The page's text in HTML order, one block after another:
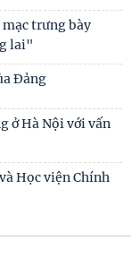
trưng bày
lai"
Đảng
ở Hà Nội với vấn
Học viện Chính